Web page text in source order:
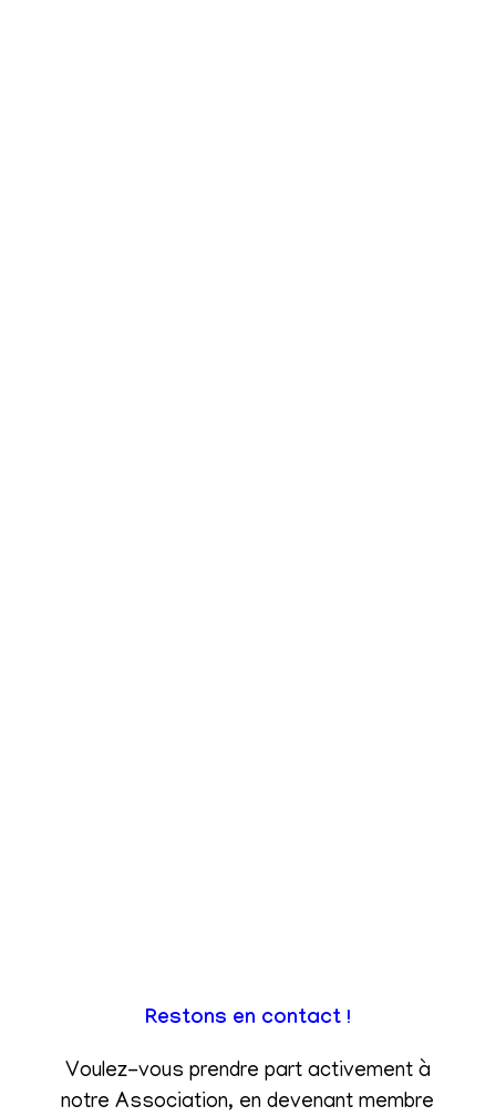
Restons en contact !
Voulez-vous prendre part activement à
notre Association, en devenant membre